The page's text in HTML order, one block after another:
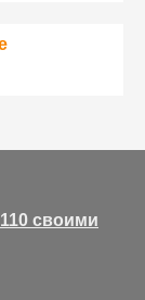
своими